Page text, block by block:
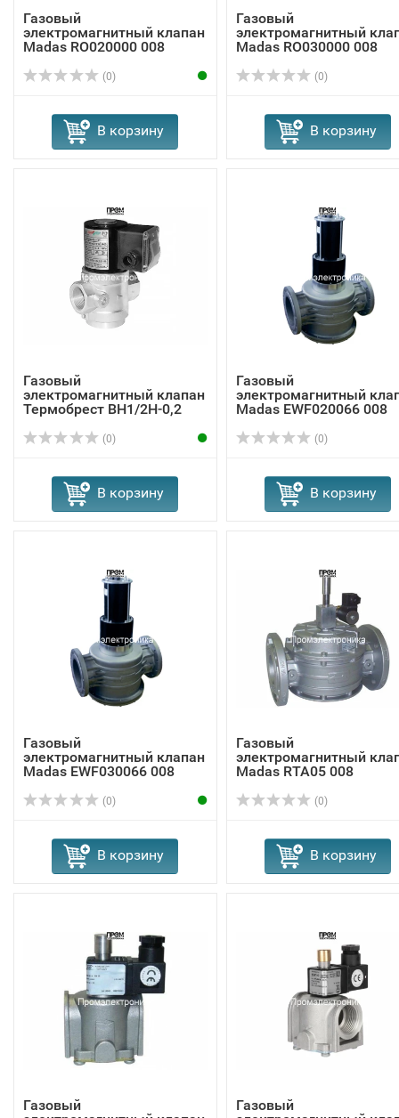
Газовый
электромагнитный клапан
Madas RO020000 008
(0)
В корзину
Газовый
электромагнитный
Madas RO030000 008
(0)
В корзину
Газовый
электромагнитный клапан
Термобрест ВН1/2Н-0,2
(0)
В корзину
Газовый
электромагнитный
Madas EWF020066 008
(0)
В корзину
Газовый
электромагнитный клапан
Madas EWF030066 008
(0)
В корзину
Газовый
электромагнитный
Madas RTA05 008
(0)
В корзину
Газовый
Газовый